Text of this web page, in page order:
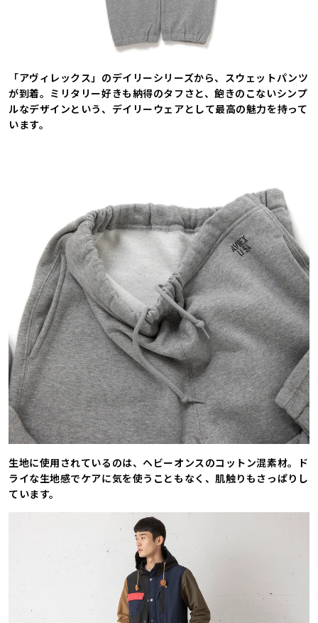
「アヴィレックス」のデイリーシリーズから、スウェットパンツ
が到着。ミリタリー好きも納得のタフさと、飽きのこないシンプ
ルなデザインという、デイリーウェアとして最高の魅力を持って
います。
生地に使用されているのは、ヘビーオンスのコットン混素材。ド
ライな生地感でケアに気を使うこともなく、肌触りもさっぱりし
ています。